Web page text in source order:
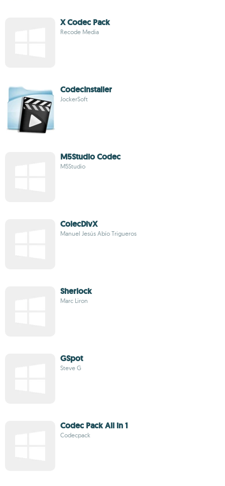
X Codec Pack
Recode Media
CodecInstaller
JockerSoft
M5Studio Codec
M5Studio
ColecDivX
Manuel Jesús Abío Trigueros
Sherlock
Marc Liron
GSpot
Steve G
Codec Pack All in 1
Codecpack